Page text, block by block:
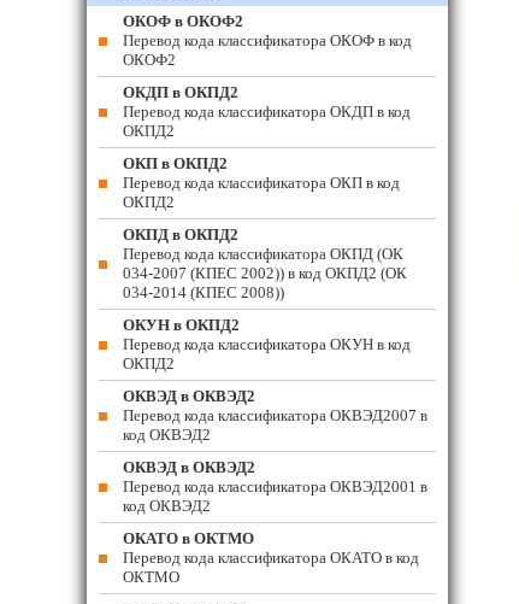
ОКОФ в ОКОФ2
Перевод кода классификатора ОКОФ в код
ОКОФ2
ОКДП в ОКПД2
Перевод кода классификатора ОКДП в код
ОКПД2
ОКП в ОКПД2
Перевод кода классификатора ОКП в код
ОКПД2
ОКПД в ОКПД2
Перевод кода классификатора ОКПД (ОК
034-2007 (КПЕС 2002)) в код ОКПД2 (ОК
034-2014 (КПЕС 2008))
ОКУН в ОКПД2
Перевод кода классификатора ОКУН в код
ОКПД2
ОКВЭД в ОКВЭД2
Перевод кода классификатора ОКВЭД2007 в
код ОКВЭД2
ОКВЭД в ОКВЭД2
Перевод кода классификатора ОКВЭД2001 в
код ОКВЭД2
ОКАТО в ОКТМО
Перевод кода классификатора ОКАТО в код
ОКТМО